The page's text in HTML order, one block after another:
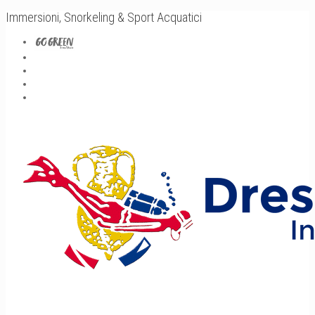
Immersioni, Snorkeling & Sport Acquatici